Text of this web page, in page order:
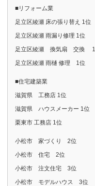
■リフォーム業
足立区綾瀬 床の張り替え 1位
足立区綾瀬 雨漏り修理 1位
足立区綾瀬 換気扇 交換 1
足立区綾瀬 雨樋 修理 1位
■住宅建築業
滋賀県 工務店 1位
滋賀県 ハウスメーカー 1位
栗東市 工務店 1位
小松市 家づくり 2位
小松市 住宅 2位
小松市 注文住宅 3位
小松市 モデルハウス 3位